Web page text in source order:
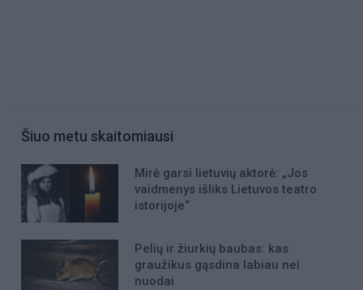
Šiuo metu skaitomiausi
Mirė garsi lietuvių aktorė: „Jos
vaidmenys išliks Lietuvos teatro
istorijoje“
Pelių ir žiurkių baubas: kas
graužikus gąsdina labiau nei
nuodai